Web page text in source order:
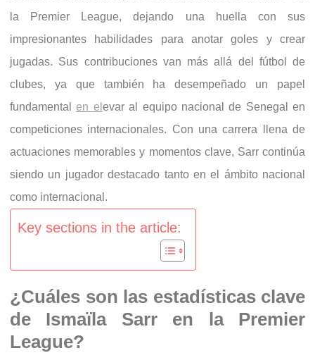
la Premier League, dejando una huella con sus
impresionantes habilidades para anotar goles y crear
jugadas. Sus contribuciones van más allá del fútbol de
clubes, ya que también ha desempeñado un papel
fundamentalen el evar al equipo nacional de Senegal en
competiciones internacionales. Con una carrera llena de
actuaciones memorables y momentos clave, Sarr continúa
siendo un jugador destacado tanto en el ámbito nacional
como internacional.
Key sections in the article:
¿Cuáles son las estadísticas clave
de Ismaïla Sarr en la Premier
League?